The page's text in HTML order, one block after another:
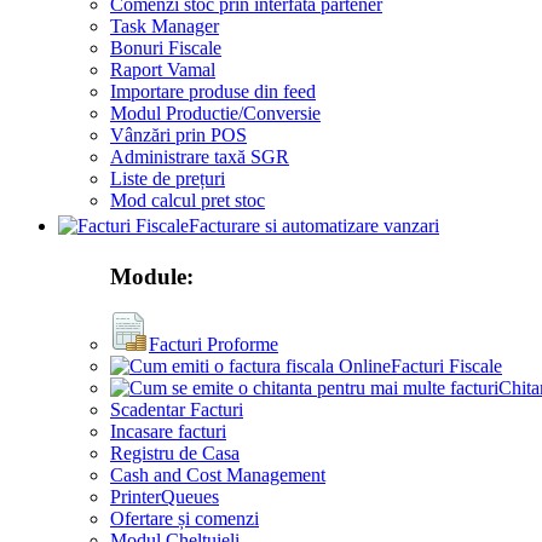
Comenzi stoc prin interfata partener
Task Manager
Bonuri Fiscale
Raport Vamal
Importare produse din feed
Modul Productie/Conversie
Vânzări prin POS
Administrare taxă SGR
Liste de prețuri
Mod calcul pret stoc
Facturare si automatizare vanzari
Module:
Facturi Proforme
Facturi Fiscale
Scadentar Facturi
Incasare facturi
Registru de Casa
Cash and Cost Management
PrinterQueues
Ofertare și comenzi